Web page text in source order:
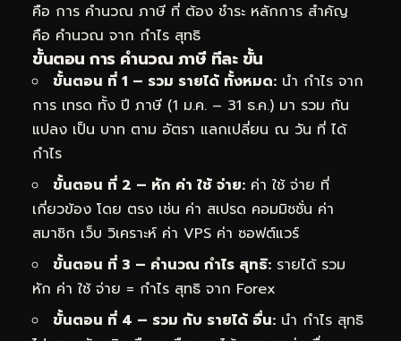
คือ การ คำนวณ ภาษี ที่ ต้อง ชำระ หลักการ สำคัญ
คือ คำนวณ จาก กำไร สุทธิ
ขั้นตอน การ คำนวณ ภาษี ทีละ ขั้น
ขั้นตอน ที่ 1 – รวม รายได้ ทั้งหมด: นำ กำไร จาก
การ เทรด ทั้ง ปี ภาษี (1 ม.ค. – 31 ธ.ค.) มา รวม กัน
แปลง เป็น บาท ตาม อัตรา แลกเปลี่ยน ณ วัน ที่ ได้
กำไร
ขั้นตอน ที่ 2 – หัก ค่า ใช้ จ่าย: ค่า ใช้ จ่าย ที่
เกี่ยวข้อง โดย ตรง เช่น ค่า สเปรด คอมมิชชั่น ค่า
สมาชิก เว็บ วิเคราะห์ ค่า VPS ค่า ซอฟต์แวร์
ขั้นตอน ที่ 3 – คำนวณ กำไร สุทธิ: รายได้ รวม
หัก ค่า ใช้ จ่าย = กำไร สุทธิ จาก Forex
ขั้นตอน ที่ 4 – รวม กับ รายได้ อื่น: นำ กำไร สุทธิ